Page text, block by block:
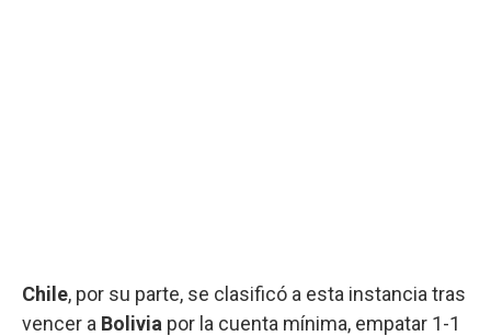
Chile, por su parte, se clasificó a esta instancia tras
vencer a Bolivia por la cuenta mínima, empatar 1-1